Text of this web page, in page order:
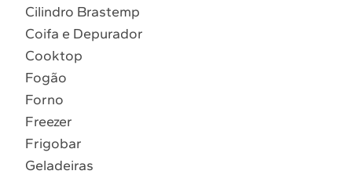
Atendimento Brastemp
6º Microondas Brastemp
7º Forno
8º Embutir
9º Combos
Cilindro Brastemp
Coifa e Depurador
Cooktop
Fogão
Forno
Freezer
Frigobar
Geladeiras